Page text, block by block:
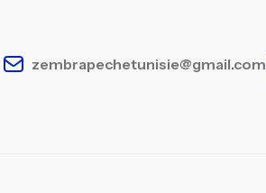
zembrapechetunisie@gmail.com